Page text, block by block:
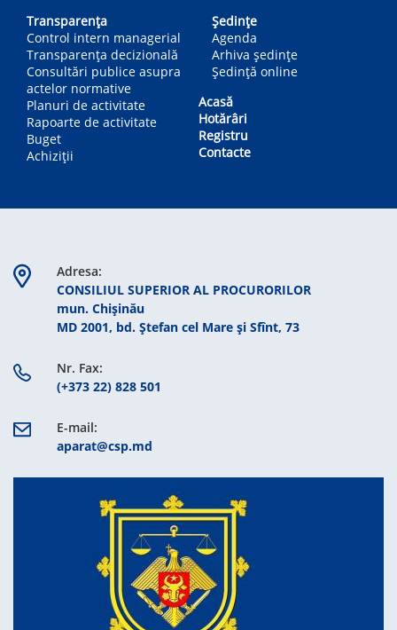
Transparența
Control intern managerial
Transparența decizională
Consultări publice asupra
actelor normative
Planuri de activitate
Rapoarte de activitate
Buget
Achiziții
Ședințe
Agenda
Arhiva ședințe
Ședință online
Acasă
Hotărâri
Registru
Contacte
Adresa:
CONSILIUL SUPERIOR AL PROCURORILOR
mun. Chişinău
MD 2001, bd. Ștefan cel Mare şi Sfînt, 73
Nr. Fax:
(+373 22) 828 501
E-mail:
aparat@csp.md